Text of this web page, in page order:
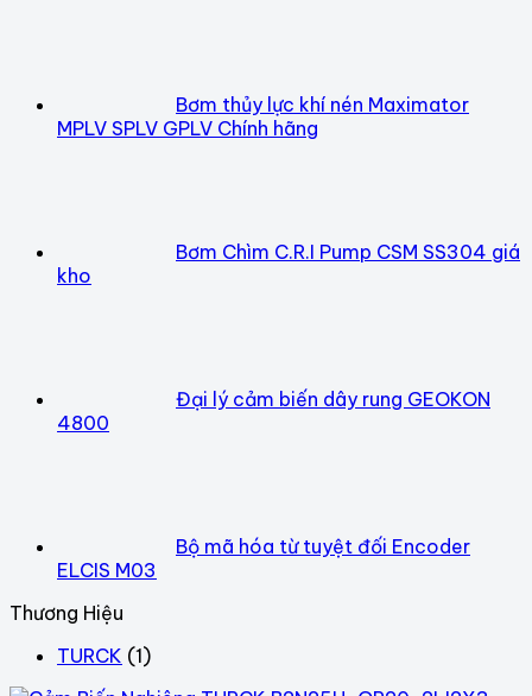
Bơm thủy lực khí nén Maximator
MPLV SPLV GPLV Chính hãng
Bơm Chìm C.R.I Pump CSM SS304 giá
kho
Đại lý cảm biến dây rung GEOKON
4800
Bộ mã hóa từ tuyệt đối Encoder
ELCIS M03
Thương Hiệu
TURCK (1)